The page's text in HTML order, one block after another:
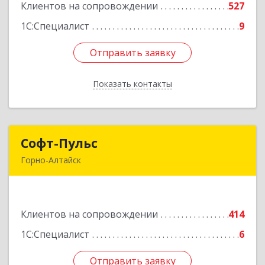
Клиентов на сопровождении
527
1С:Специалист
9
Отправить заявку
Показать контакты
Подробнее
Отправить заявку
Назад
Софт-Пульс
Горно-Алтайск
Клиентов на сопровождении
414
1С:Специалист
6
Отправить заявку
Подробнее
Отправить заявку